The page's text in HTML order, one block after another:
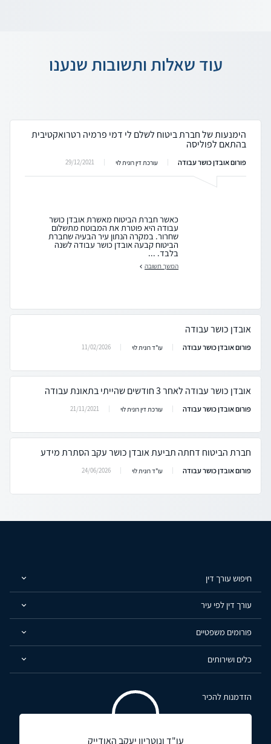
עוד שאלות ותשובות שנענו
הימנעות של חברת ביטוח לשלם לי דמי פרמיה רטרואקטיבית
בהתאם לפוליסה
פורום אובדן כושר עבודה עורכת דין רונית לוי 29/12/2021
כאשר חברת הביטוח מאשרת אובדן כושר
עבודה היא פוטרת את המבוטח מתשלום
שחרור. במקרה הנתון עיר הבעיה שחברת
הביטוח קבעה אובדן כושר עבודה לשנה
בלבד. ...
המשך תשובה
אובדן כושר עבודה
פורום אובדן כושר עבודה עו"ד רונית לוי 11/02/2026
אובדן כושר עבודה לאחר 3 חודשים שהייתי בתאונת עבודה
פורום אובדן כושר עבודה עורכת דין רונית לוי 21/11/2021
חברת הביטוח דחתה תביעת אובדן כושר עקב הסתרת מידע
פורום אובדן כושר עבודה עו"ד רונית לוי 24/06/2026
חיפוש עורך דין
עורך דין לפי עיר
פורומים משפטיים
כלים ושירותים
הזדמנות להכיר
עו"ד ונוטריון יעקב האודייק